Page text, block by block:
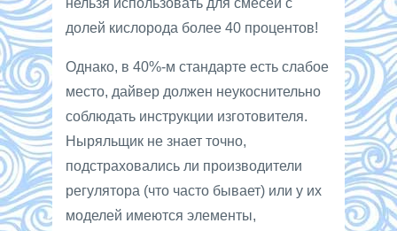
долей кислорода более 40 процентов!
Однако, в 40%-м стандарте есть слабое
место, дайвер должен неукоснительно
соблюдать инструкции изготовителя.
Ныряльщик не знает точно,
подстраховались ли производители
регулятора (что часто бывает) или у их
моделей имеются элементы,